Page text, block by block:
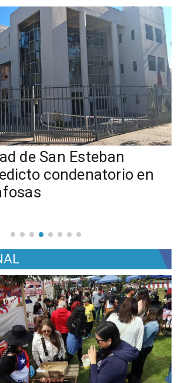
de San Esteban
condenatorio en